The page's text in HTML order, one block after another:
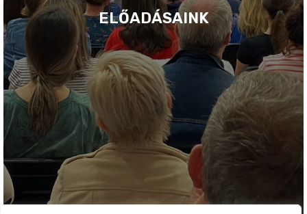
ELŐADÁSAINK